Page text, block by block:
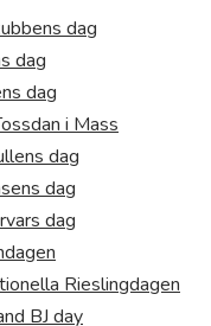
dag
dag
dag
i Mass
dag
dag
dag
Rieslingdagen
BJ day